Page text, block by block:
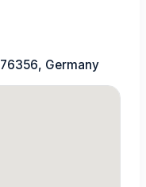
Germany